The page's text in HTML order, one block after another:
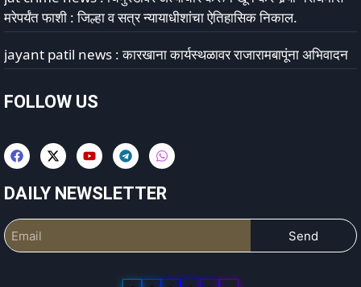
मरेपर्यंत फाशी : जिल्हा व सत्र न्यायाधीशांचा ऐतिहासिक निकाल.
jayant patil news : कारखाना कार्यस्थळावर राजारामबापूंना अभिवादन
FOLLOW US
DAILY NEWSLETTER
Send